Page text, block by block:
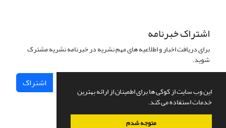
این وب سایت از کوکی ها برای اطمینان از ارائه بهترین
خدمات استفاده می کند.
متوجه شدم
اشتراک خبرنامه
برای دریافت اخبار و اطلاعیه های مهم نشریه در خبرنامه نشریه مشترک
شوید.
اشتراک